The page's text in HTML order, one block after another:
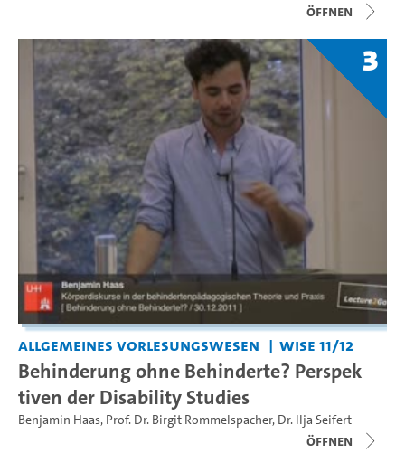
Öffnen
3
Allgemeines Vorlesungswesen WiSe 11/12
Behinderung ohne Behinderte? Perspek
tiven der Disability Studies
Benjamin Haas, Prof. Dr. Birgit Rommelspacher, Dr. Ilja Seifert
Öffnen